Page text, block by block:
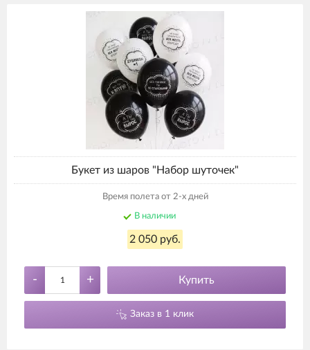
Букет из шаров "Набор шуточек"
Время полета от 2-х дней
В наличии
2 050 руб.
- + Купить
Заказ в 1 клик